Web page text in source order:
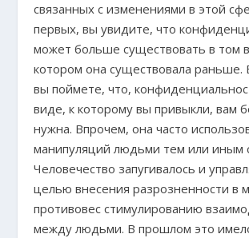
связанных с изменениями в этой
первых, вы увидите, что
может больше существовать в том
котором она существовала раньше.
вы поймете, что,
виде, к которому вы привыкли, вам
нужна. Впрочем, она часто
манипуляций людьми тем или иным
Человечество запугивалось и
целью внесения разрозненности в
противовес стимулированию
между людьми. В прошлом это